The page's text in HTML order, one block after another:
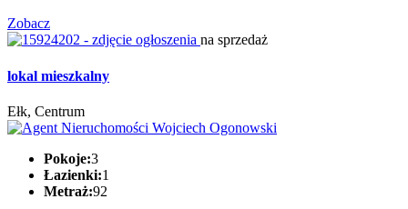
Zobacz
na sprzedaż
lokal mieszkalny
Ełk, Centrum
Pokoje:3
Łazienki:1
Metraż:92